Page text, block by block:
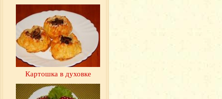
Картошка в духовке